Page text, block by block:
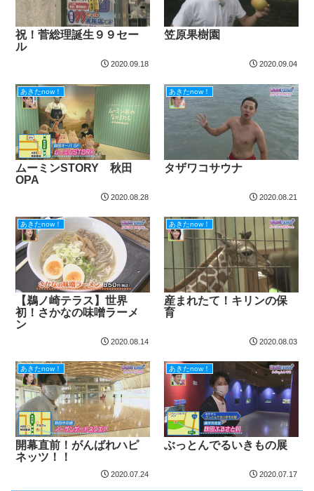
祝！菅総理誕生９９セー
ル
2020.09.18
笠原果樹園
2020.09.04
あきたnow！
ムーミンSTORY 秋田
OPA
2020.08.28
あきたnow！
タザワコサウナ
2020.08.21
あきたnow！
【鵜ノ崎テラス】世界
初！さかなの味噌ラーメ
ン
2020.08.14
あきたnow！
産まれたて！キリンの保
育
2020.08.03
あきたnow！
開幕直前！がんばれハピ
ネッツ！！
2020.07.24
あきたnow！
ぶっとんでるいきもの展
2020.07.17